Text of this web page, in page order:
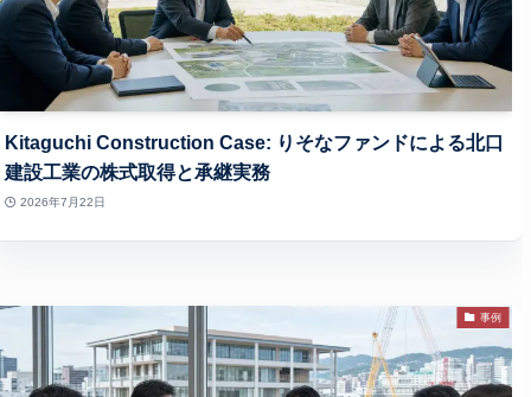
Kitaguchi Construction Case: りそなファンドによる北口
建設工業の株式取得と承継実務
2026年7月22日
事例